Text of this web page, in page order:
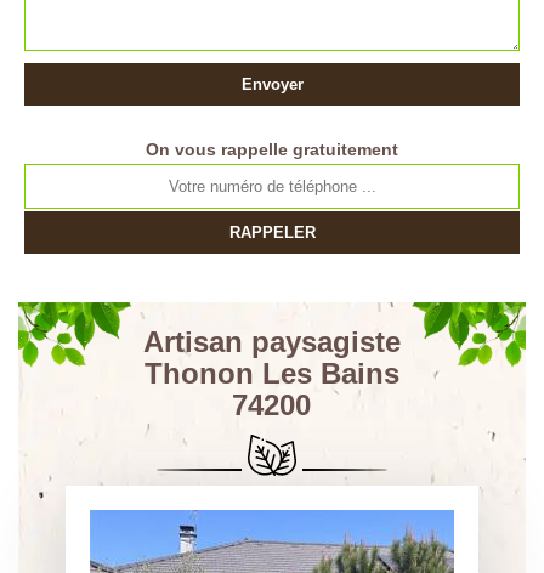
On vous rappelle gratuitement
Artisan paysagiste
Thonon Les Bains
74200